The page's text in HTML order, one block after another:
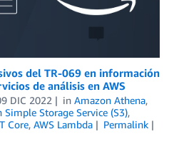
del TR-069 en información
de análisis en AWS
DIC 2022 in Amazon Athena,
Simple Storage Service (S3),
Core, AWS Lambda
Permalink